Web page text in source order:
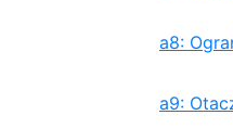
a8:
a9: